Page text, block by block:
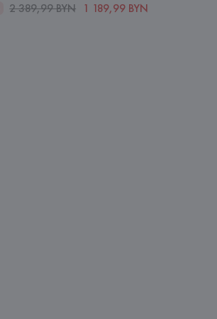
2 389,99 BYN 1 189,99 BYN